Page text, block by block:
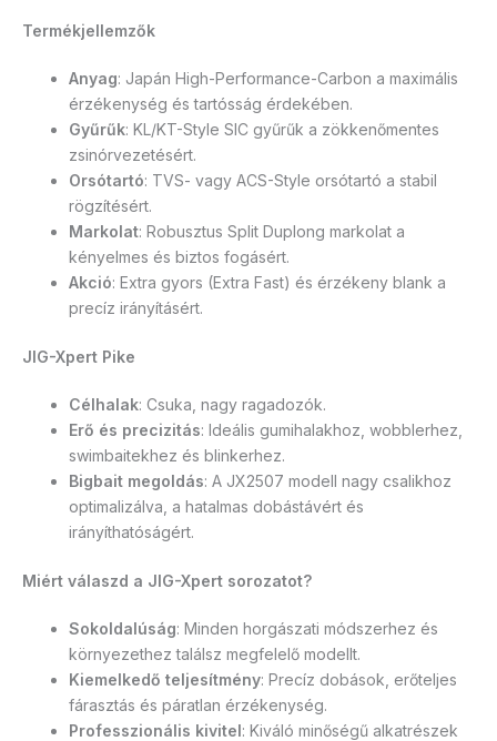
Termékjellemzők
Anyag: Japán High-Performance-Carbon a maximális
érzékenység és tartósság érdekében.
Gyűrűk: KL/KT-Style SIC gyűrűk a zökkenőmentes
zsinórvezetésért.
Orsótartó: TVS- vagy ACS-Style orsótartó a stabil
rögzítésért.
Markolat: Robusztus Split Duplong markolat a
kényelmes és biztos fogásért.
Akció: Extra gyors (Extra Fast) és érzékeny blank a
precíz irányításért.
JIG-Xpert Pike
Célhalak: Csuka, nagy ragadozók.
Erő és precizitás: Ideális gumihalakhoz, wobblerhez,
swimbaitekhez és blinkerhez.
Bigbait megoldás: A JX2507 modell nagy csalikhoz
optimalizálva, a hatalmas dobástávért és
irányíthatóságért.
Miért válaszd a JIG-Xpert sorozatot?
Sokoldalúság: Minden horgászati módszerhez és
környezethez találsz megfelelő modellt.
Kiemelkedő teljesítmény: Precíz dobások, erőteljes
fárasztás és páratlan érzékenység.
Professzionális kivitel: Kiváló minőségű alkatrészek